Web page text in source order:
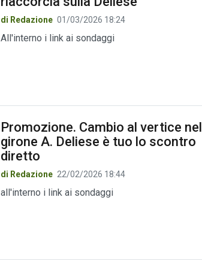
di Redazione 01/03/2026 18:24
All'interno i link ai sondaggi
Promozione. Cambio al vertice nel
girone A. Deliese è tuo lo scontro
diretto
di Redazione 22/02/2026 18:44
all'interno i link ai sondaggi